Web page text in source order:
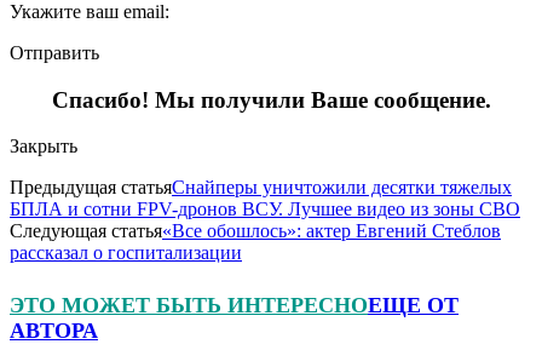
Укажите ваш email:
Отправить
Спасибо! Мы получили Ваше сообщение.
Закрыть
Предыдущая статьяСнайперы уничтожили десятки тяжелых
БПЛА и сотни FPV-дронов ВСУ. Лучшее видео из зоны СВО
Следующая статья«Все обошлось»: актер Евгений Стеблов
рассказал о госпитализации
ЭТО МОЖЕТ БЫТЬ ИНТЕРЕСНОЕЩЕ ОТ
АВТОРА